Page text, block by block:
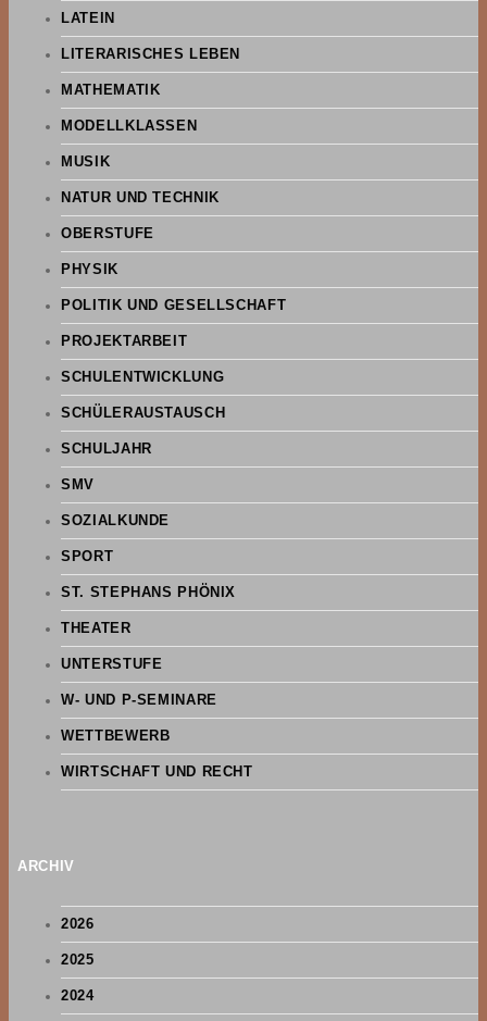
LATEIN
LITERARISCHES LEBEN
MATHEMATIK
MODELLKLASSEN
MUSIK
NATUR UND TECHNIK
OBERSTUFE
PHYSIK
POLITIK UND GESELLSCHAFT
PROJEKTARBEIT
SCHULENTWICKLUNG
SCHÜLERAUSTAUSCH
SCHULJAHR
SMV
SOZIALKUNDE
SPORT
ST. STEPHANS PHÖNIX
THEATER
UNTERSTUFE
W- UND P-SEMINARE
WETTBEWERB
WIRTSCHAFT UND RECHT
ARCHIV
2026
2025
2024